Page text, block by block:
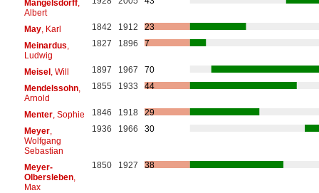
Mangelsdorff,
Albert
May, Karl 1842 1912
23
Meinardus
Ludwig
1827 1896 7
Meisel, Will 1897 1967
70
Mendelssohn,
Arnold
1855 1933 44
Menter, Sophie 1846 1918
29
Meyer,
Wolfgang
Sebastian
1936 1966 30
Meyer-
Olbersleben,
Max
1850 1927 38